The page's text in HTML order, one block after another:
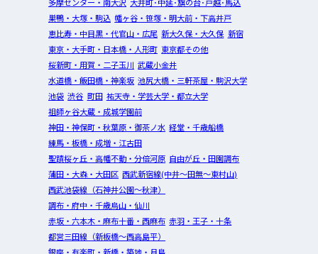
巣鴨・大塚・駒込 幡ヶ谷・笹塚・明大前・下高井戸
恵比寿・中目黒・代官山・広尾 新大久保・大久保 新宿
東京・大手町・日本橋・人形町 東京都その他
桜新町・用賀・二子玉川 武蔵小金井
水道橋・飯田橋・神楽坂 池尻大橋・三軒茶屋・駒沢大学
池袋 渋谷 町田 祐天寺・学芸大学・都立大学
祖師ヶ谷大蔵・成城学園前
神田・神保町・秋葉原・御茶ノ水 経堂・千歳船橋
練馬・板橋・成増・江古田
聖蹟桜ヶ丘・高幡不動・分倍河原 自由が丘・田園調布
蒲田・大森・大田区 西武新宿線(中井～田無～東村山)
西武池袋線（石神井公園～秋津）
調布・府中・千歳烏山・仙川
赤坂・六本木・麻布十番・西麻布 赤羽・王子・十条
都営三田線（新板橋～西高島平）